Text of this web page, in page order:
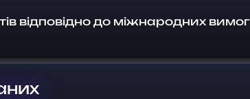
відповідно до міжнародних вимог